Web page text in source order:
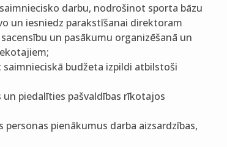
darbu, nodrošinot sporta bāzu
un iesniedz parakstīšanai direktoram
un pasākumu organizēšanā un
budžeta izpildi atbilstoši
piedalīties pašvaldības rīkotajos
pienākumus darba aizsardzības,